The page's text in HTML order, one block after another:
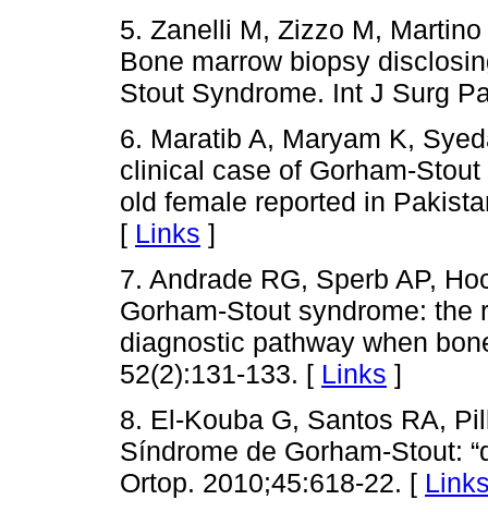
5. Zanelli M, Zizzo M,
Bone marrow biopsy
Stout Syndrome. Int J Surg
6. Maratib A, Maryam K,
clinical case of Gorham-
old female reported in
[ Links ]
7. Andrade RG, Sperb AP,
Gorham-Stout syndrome:
diagnostic pathway when
52(2):131-133. [ Links ]
8. El-Kouba G, Santos RA,
Síndrome de Gorham-Stout:
Ortop. 2010;45:618-22. [